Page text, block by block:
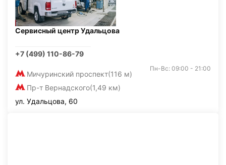
Сервисный центр Удальцова
+7 (499) 110-86-79
Мичуринский проспект(116 м)
Пр-т Вернадского(1,49 км)
Пн-Вс: 09:00 - 21:00
ул. Удальцова, 60